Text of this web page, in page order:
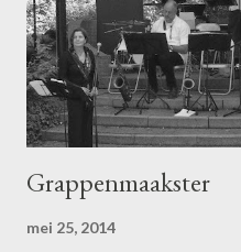
Grappenmaakster
mei 25, 2014